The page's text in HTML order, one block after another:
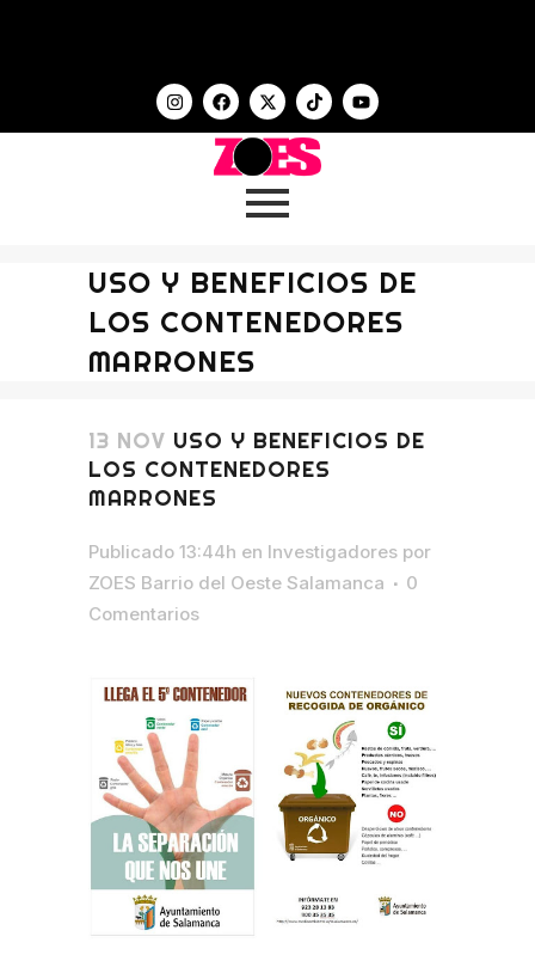
USO Y BENEFICIOS DE
LOS CONTENEDORES
MARRONES
13 NOV USO Y BENEFICIOS DE
LOS CONTENEDORES
MARRONES
Publicado 13:44h en Investigadores por
ZOES Barrio del Oeste Salamanca
0
Comentarios